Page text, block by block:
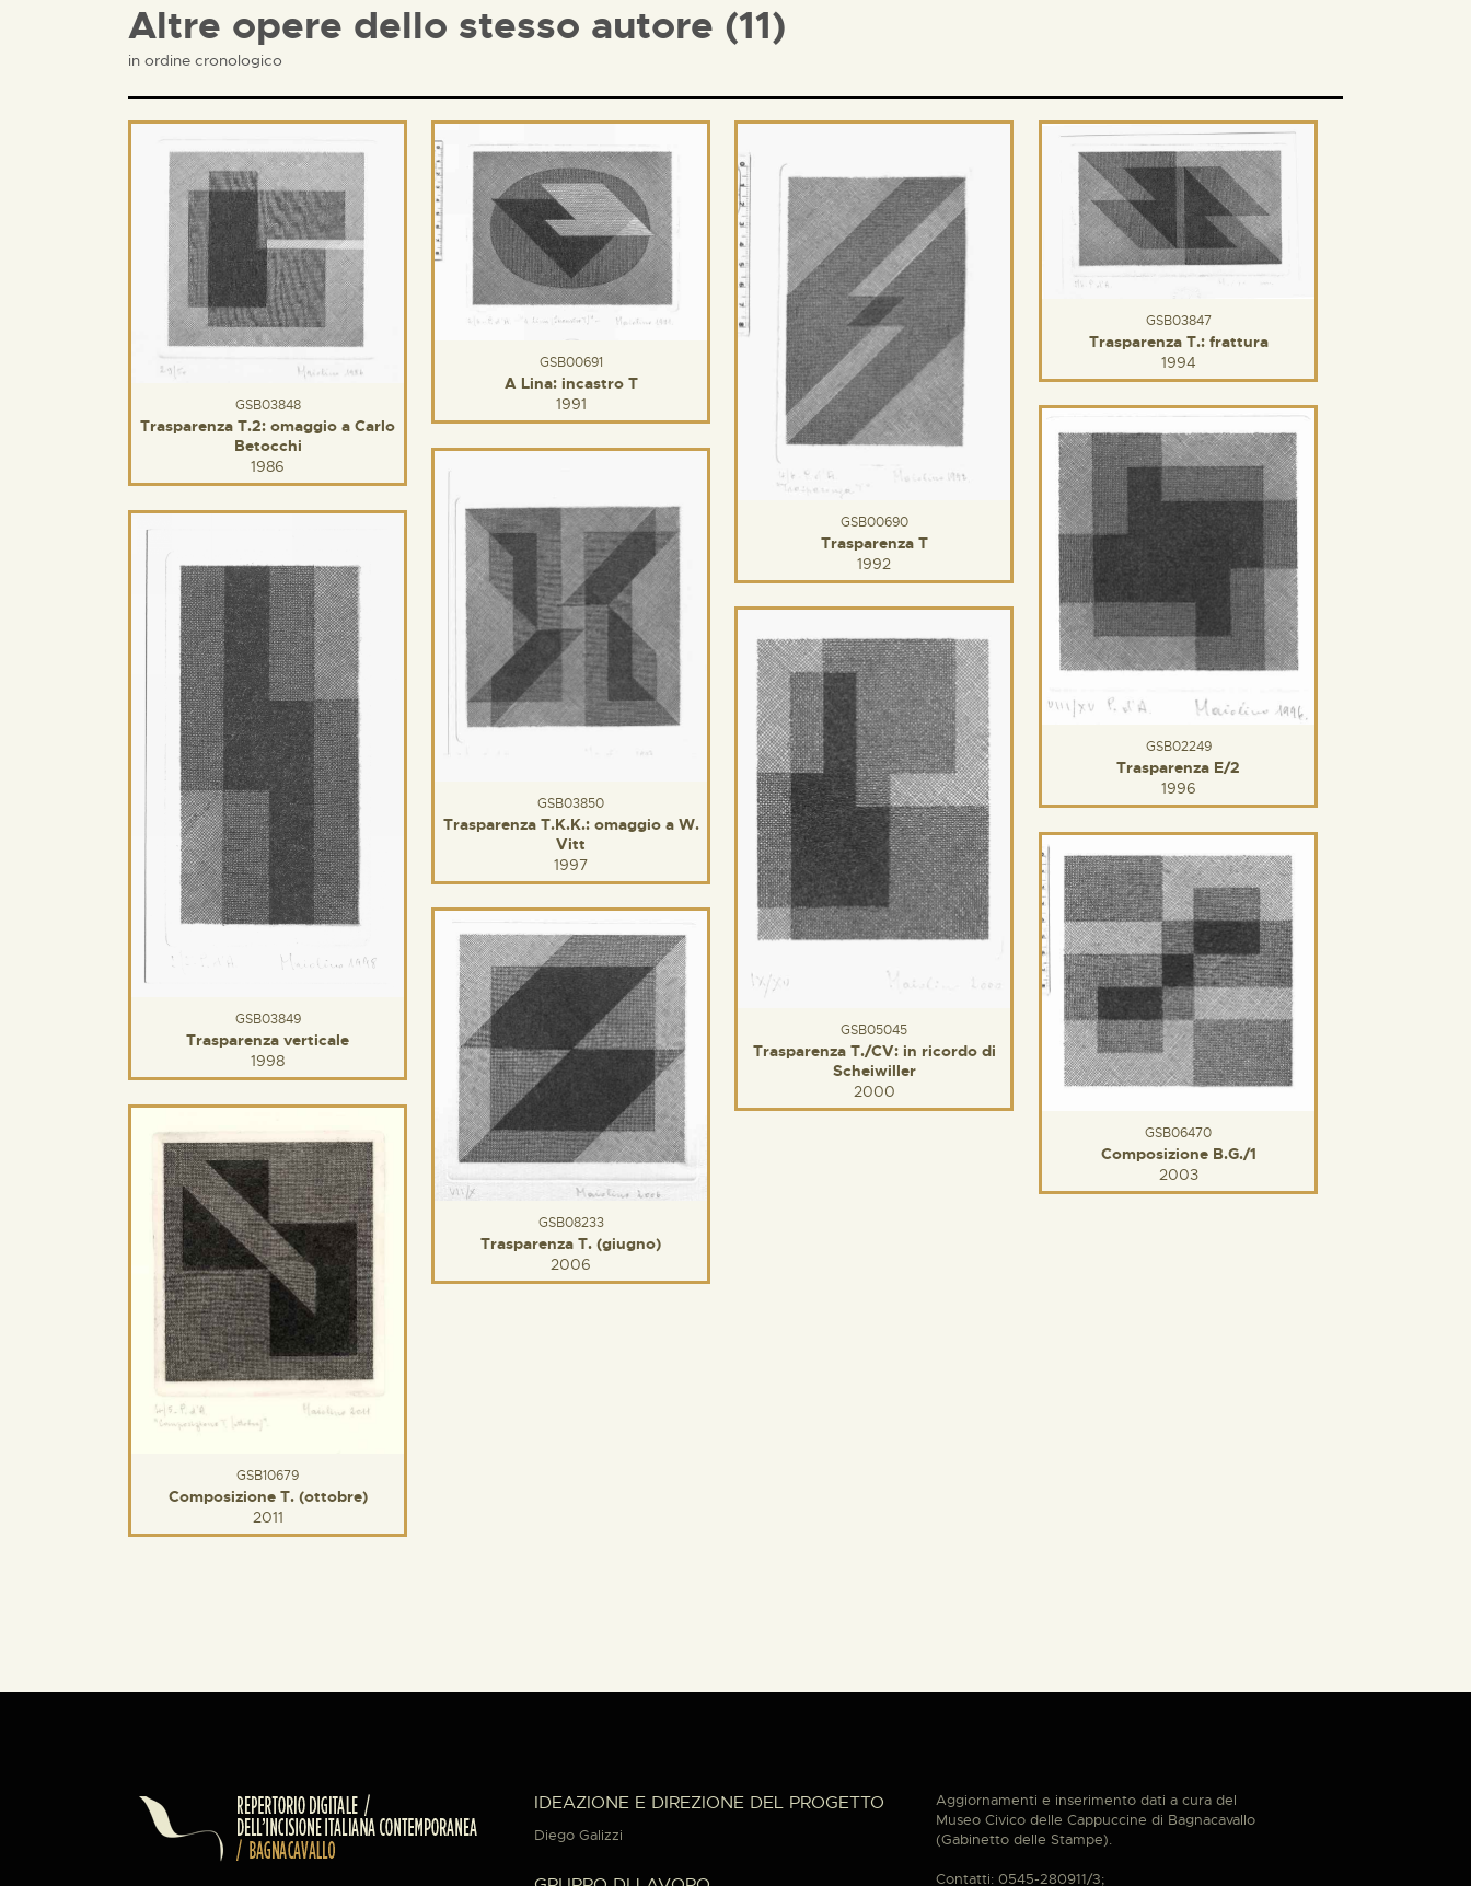
Altre opere dello stesso autore (11)
in ordine cronologico
GSB03848
Trasparenza T.2: omaggio a Carlo
Betocchi
1986
GSB00691
A Lina: incastro T
1991
GSB00690
Trasparenza T
1992
GSB03847
Trasparenza T.: frattura
1994
GSB02249
Trasparenza E/2
1996
GSB03850
Trasparenza T.K.K.: omaggio a W.
Vitt
1997
GSB03849
Trasparenza verticale
1998
GSB05045
Trasparenza T./CV: in ricordo di
Scheiwiller
2000
GSB06470
Composizione B.G./1
2003
GSB08233
Trasparenza T. (giugno)
2006
GSB10679
Composizione T. (ottobre)
2011
IDEAZIONE E DIREZIONE DEL PROGETTO
Diego Galizzi
Aggiornamenti e inserimento dati a cura del
Museo Civico delle Cappuccine di Bagnacavallo
(Gabinetto delle Stampe).
Contatti: 0545-280911/3;